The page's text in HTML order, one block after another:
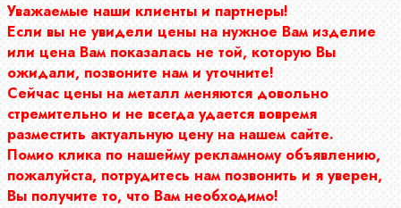
Уважаемые наши клиенты и партнеры!
Если вы не увидели цены на нужное Вам изделие
или цена Вам показалась не той, которую Вы
ожидали, позвоните нам и уточните!
Сейчас цены на металл меняются довольно
стремительно и не всегда удается вовремя
разместить актуальную цену на нашем сайте.
Помио клика по нашейму рекламному объявлению,
пожалуйста, потрудитесь нам позвонить и я уверен,
Вы получите то, что Вам необходимо!